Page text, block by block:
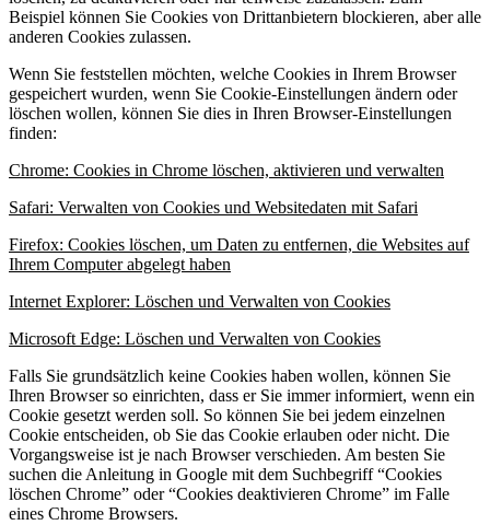
Beispiel können Sie Cookies von Drittanbietern blockieren, aber alle
anderen Cookies zulassen.
Wenn Sie feststellen möchten, welche Cookies in Ihrem Browser
gespeichert wurden, wenn Sie Cookie-Einstellungen ändern oder
löschen wollen, können Sie dies in Ihren Browser-Einstellungen
finden:
Chrome: Cookies in Chrome löschen, aktivieren und verwalten
Safari: Verwalten von Cookies und Websitedaten mit Safari
Firefox: Cookies löschen, um Daten zu entfernen, die Websites auf
Ihrem Computer abgelegt haben
Internet Explorer: Löschen und Verwalten von Cookies
Microsoft Edge: Löschen und Verwalten von Cookies
Falls Sie grundsätzlich keine Cookies haben wollen, können Sie
Ihren Browser so einrichten, dass er Sie immer informiert, wenn ein
Cookie gesetzt werden soll. So können Sie bei jedem einzelnen
Cookie entscheiden, ob Sie das Cookie erlauben oder nicht. Die
Vorgangsweise ist je nach Browser verschieden. Am besten Sie
suchen die Anleitung in Google mit dem Suchbegriff “Cookies
löschen Chrome” oder “Cookies deaktivieren Chrome” im Falle
eines Chrome Browsers.